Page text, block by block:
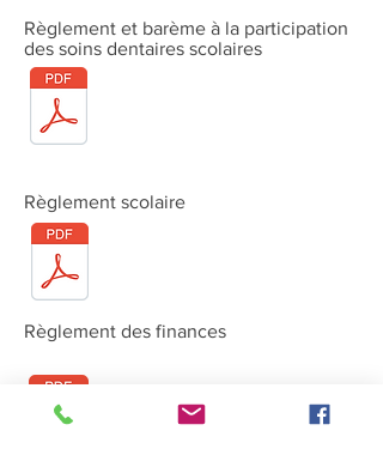
Règlement et barème à la participation
des soins dentaires scolaires
Règlement scolaire
Règlement des finances